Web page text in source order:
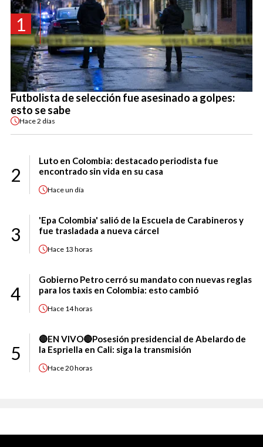
1
Futbolista de selección fue asesinado a golpes:
esto se sabe
Hace2 días
2
Luto en Colombia: destacado periodista fue
encontrado sin vida en su casa
Haceun día
3
'Epa Colombia' salió de la Escuela de Carabineros y
fue trasladada a nueva cárcel
Hace 13 horas
4
Gobierno Petro cerró su mandato con nuevas reglas
para los taxis en Colombia: esto cambió
Hace 14 horas
5
🔴EN VIVO🔴Posesión presidencial de Abelardo de
la Espriella en Cali: siga la transmisión
Hace20 horas